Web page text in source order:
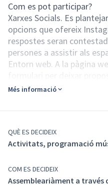
Com es pot participar?
Xarxes Socials. Es
opcions que ofereix
respostes seran
persones a assistir als
Entorn web. A la pàgina
persona rebrà un correu
Fil·loxera i recollir
Grup motor.Comissió de
destinades a joves.
Assemblea adolescents.
Més informació
QUÈ ES DECIDEIX
Activitats, programació
COM ES DECIDEIX
Assembleariàment a través